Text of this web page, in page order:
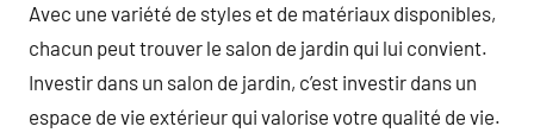
Avec une variété de styles et de matériaux disponibles,
chacun peut trouver le salon de jardin qui lui convient.
Investir dans un salon de jardin, c’est investir dans un
espace de vie extérieur qui valorise votre qualité de vie.